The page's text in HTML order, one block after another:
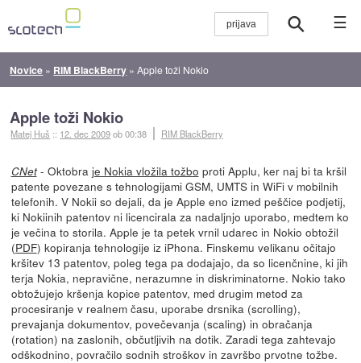
☰
Novice » RIM BlackBerry »Apple toži Nokio
Apple toži Nokio
Matej Huš :: 12. dec 2009ob 00:38 RIM BlackBerry
CNet- Oktobra je Nokia vložila tožbo proti Applu, ker naj bi ta kršil
patente povezane s tehnologijami GSM, UMTS in WiFi v mobilnih
telefonih. V Nokii so dejali, da je Apple eno izmed peščice podjetij,
ki Nokiinih patentov ni licencirala za nadaljnjo uporabo, medtem ko
je večina to storila. Apple je ta petek vrnil udarec in Nokio obtožil
(PDF) kopiranja tehnologije iz iPhona. Finskemu velikanu očitajo
kršitev 13 patentov, poleg tega pa dodajajo, da so licenčnine, ki jih
terja Nokia, nepravične, nerazumne in diskriminatorne. Nokio tako
obtožujejo kršenja kopice patentov, med drugim metod za
procesiranje v realnem času, uporabe drsnika (scrolling),
prevajanja dokumentov, povečevanja (scaling) in obračanja
(rotation) na zaslonih, občutljivih na dotik. Zaradi tega zahtevajo
odškodnino, povračilo sodnih stroškov in završbo prvotne tožbe.